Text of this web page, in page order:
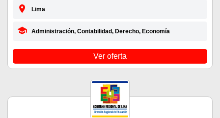
Lima
Administración, Contabilidad, Derecho, Economía
Ver oferta